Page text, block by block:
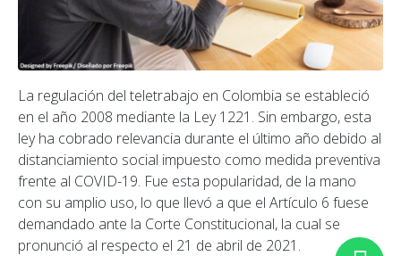
La regulación del teletrabajo en Colombia se estableció
en el año 2008 mediante la Ley 1221. Sin embargo, esta
ley ha cobrado relevancia durante el último año debido al
distanciamiento social impuesto como medida preventiva
frente al COVID-19. Fue esta popularidad, de la mano
con su amplio uso, lo que llevó a que el Artículo 6 fuese
demandado ante la Corte Constitucional, la cual se
pronunció al respecto el 21 de abril de 2021.